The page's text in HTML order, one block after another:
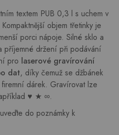
textem PUB 0,3 l s uchem v
objem třetinky je
porci nápoje. Silné sklo a
příjemné držení při podávání
pro laserové gravírování
dat, díky čemuž se džbánek
dárek. Gravírovat lze
♥ ★ ∞.
do poznámky k